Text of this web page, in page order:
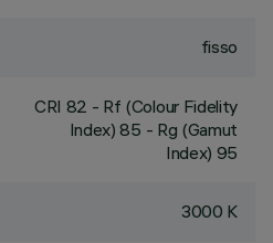
fisso
CRI 82 - Rf (Colour Fidelity
Index) 85 - Rg (Gamut
Index) 95
3000 K